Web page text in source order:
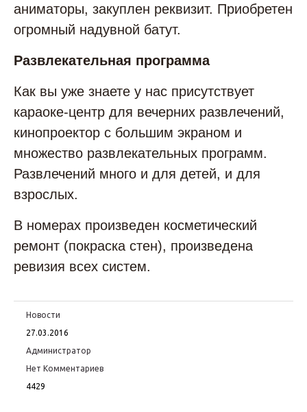
аниматоры, закуплен реквизит. Приобретен
огромный надувной батут.
Развлекательная программа
Как вы уже знаете у нас присутствует
караоке-центр для вечерних развлечений,
кинопроектор с большим экраном и
множество развлекательных программ.
Развлечений много и для детей, и для
взрослых.
В номерах произведен косметический
ремонт (покраска стен), произведена
ревизия всех систем.
Новости
27.03.2016
Администратор
Нет Комментариев
4429